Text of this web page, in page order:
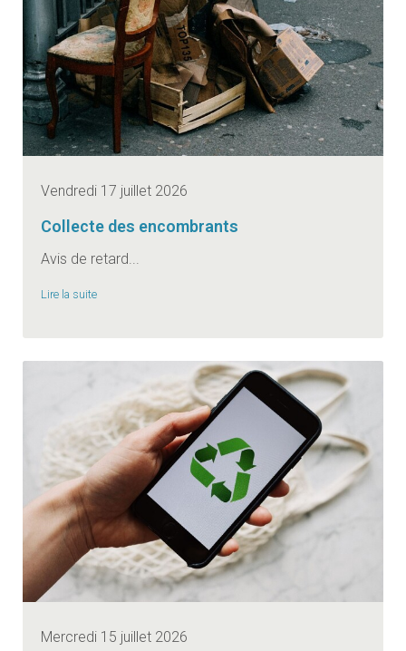
Vendredi 17 juillet 2026
Collecte des encombrants
Avis de retard...
Lire la suite
Mercredi 15 juillet 2026